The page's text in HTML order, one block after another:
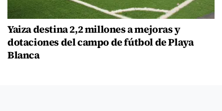
Yaiza destina 2,2 millones a mejoras y
dotaciones del campo de fútbol de Playa
Blanca